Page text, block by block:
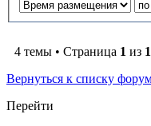
4 темы • Страница 1 из 1
Вернуться к списку
Перейти